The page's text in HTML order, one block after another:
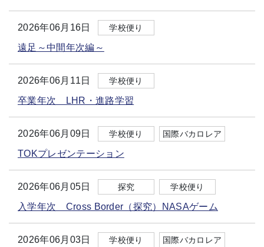
2026年06月16日 学校便り
遠足～中間年次編～
2026年06月11日 学校便り
卒業年次 LHR・進路学習
2026年06月09日 学校便り 国際バカロレア
TOKプレゼンテーション
2026年06月05日 探究 学校便り
入学年次 Cross Border（探究）NASAゲーム
2026年06月03日 学校便り 国際バカロレア